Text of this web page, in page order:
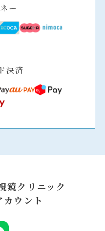
ー
決済
鏡クリニック
ウント